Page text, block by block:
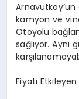
kamyon ve
Otoyolu
sağlıyor.
Fiyatı